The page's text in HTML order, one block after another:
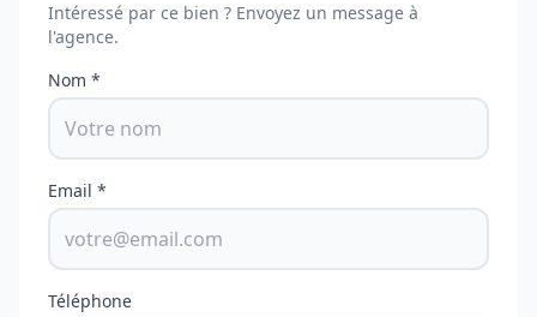
Intéressé par ce bien ? Envoyez un message à
l'agence.
Nom *
Email *
Téléphone